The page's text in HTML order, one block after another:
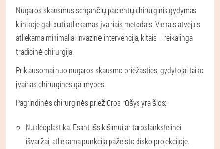
Nugaros skausmus sergančių pacientų chirurginis gydymas
klinikoje gali būti atliekamas įvairiais metodais. Vienais atvejais
atliekama minimaliai invazinė intervencija, kitais – reikalinga
tradicinė chirurgija.
Priklausomai nuo nugaros skausmo priežasties, gydytojai taiko
įvairias chirurgines galimybes.
Pagrindinės chirurginės priežiūros rūšys yra šios:
Nukleoplastika. Esant išsikišimui ar tarpslankstelinei
išvaržai, atliekama punkcija pažeisto disko projekcijoje.